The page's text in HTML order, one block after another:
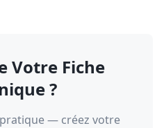
Votre Fiche
?
— créez votre